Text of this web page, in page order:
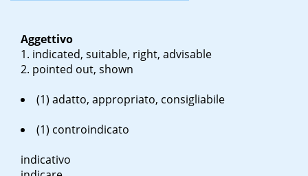
Aggettivo
indicated, suitable, right, advisable
pointed out, shown
(1) adatto, appropriato, consigliabile
(1) controindicato
indicativo